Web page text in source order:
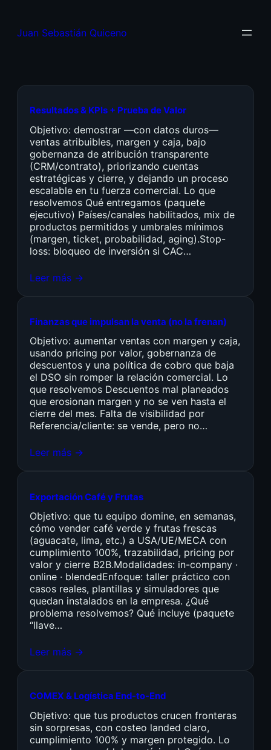
Juan Sebastián Quiceno
Resultados & KPIs + Prueba de Valor
Objetivo: demostrar —con datos duros—
ventas atribuibles, margen y caja, bajo
gobernanza de atribución transparente
(CRM/contrato), priorizando cuentas
estratégicas y cierre, y dejando un proceso
escalable en tu fuerza comercial. Lo que
resolvemos Qué entregamos (paquete
ejecutivo) Países/canales habilitados, mix de
productos permitidos y umbrales mínimos
(margen, ticket, probabilidad, aging).Stop-
loss: bloqueo de inversión si CAC…
Leer más →
Finanzas que impulsan la venta (no la frenan)
Objetivo: aumentar ventas con margen y caja,
usando pricing por valor, gobernanza de
descuentos y una política de cobro que baja
el DSO sin romper la relación comercial. Lo
que resolvemos Descuentos mal planeados
que erosionan margen y no se ven hasta el
cierre del mes. Falta de visibilidad por
Referencia/cliente: se vende, pero no…
Leer más →
Exportación Café y Frutas
Objetivo: que tu equipo domine, en semanas,
cómo vender café verde y frutas frescas
(aguacate, lima, etc.) a USA/UE/MECA con
cumplimiento 100%, trazabilidad, pricing por
valor y cierre B2B.Modalidades: in-company ·
online · blendedEnfoque: taller práctico con
casos reales, plantillas y simuladores que
quedan instalados en la empresa. ¿Qué
problema resolvemos? Qué incluye (paquete
“llave…
Leer más →
COMEX & Logística End-to-End
Objetivo: que tus productos crucen fronteras
sin sorpresas, con costeo landed claro,
cumplimiento 100% y margen protegido. Lo